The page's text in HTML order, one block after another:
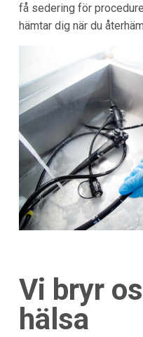
få sedering för
hämtar dig när du
Vi bryr
hälsa